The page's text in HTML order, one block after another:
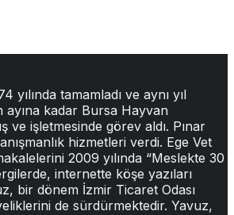
tamamladı ve aynı yıl
ayına kadar Bursa Hayvan
ve işletmesinde görev aldı. Pınar
hizmetleri verdi. Ege Vet
2009 yılında “Meslekte 30
internette köşe yazıları
bir dönem İzmir Ticaret Odası
de sürdürmektedir. Yavuz,